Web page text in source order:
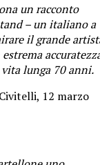
un racconto
– un italiano a
il grande
lunga 70 anni.
12 marzo